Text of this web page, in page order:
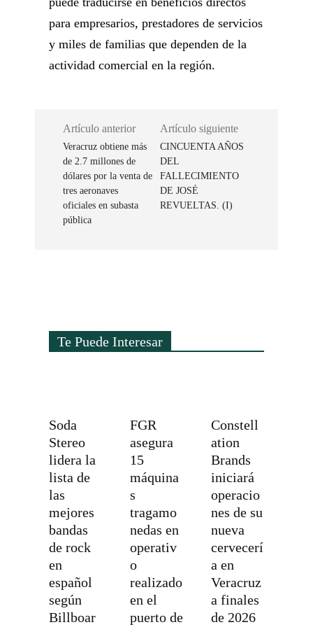
para empresarios, prestadores de servicios
y miles de familias que dependen de la
actividad comercial en la región.
Artículo anterior
Veracruz obtiene más
de 2.7 millones de
dólares por la venta de
tres aeronaves
oficiales en subasta
pública
Artículo siguiente
CINCUENTA AÑOS
DEL
FALLECIMIENTO
DE JOSÉ
REVUELTAS. (I)
Te Puede Interesar
Soda
Stereo
lidera la
lista de
las
mejores
bandas
de rock
en
español
según
Billboar
FGR
asegura
15
máquina
s
tragamo
nedas en
operativ
o
realizado
en el
puerto de
Constell
ation
Brands
iniciará
operacio
nes de su
nueva
cervecerí
a en
Veracruz
a finales
de 2026